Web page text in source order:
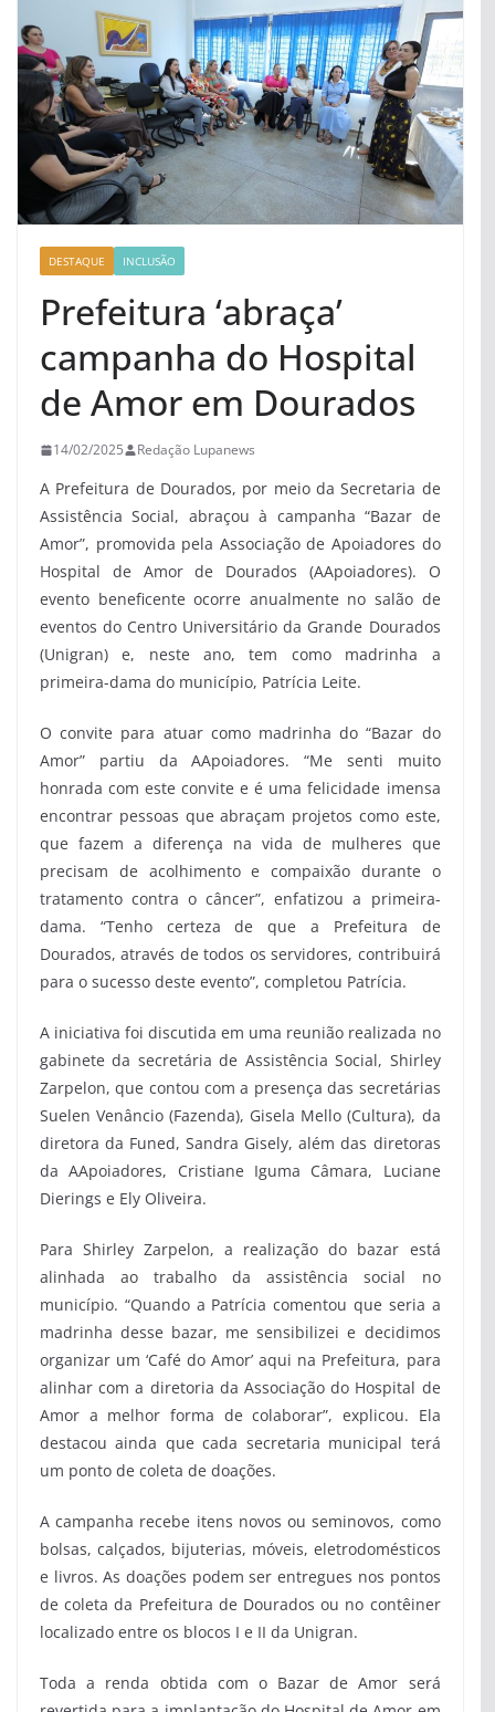
DESTAQUE INCLUSÃO
Prefeitura ‘abraça’
campanha do Hospital
de Amor em Dourados
14/02/2025 Redação Lupanews
A Prefeitura de Dourados, por meio da Secretaria de
Assistência Social, abraçou à campanha “Bazar de
Amor”, promovida pela Associação de Apoiadores do
Hospital de Amor de Dourados (AApoiadores). O
evento beneficente ocorre anualmente no salão de
eventos do Centro Universitário da Grande Dourados
(Unigran) e, neste ano, tem como madrinha a
primeira-dama do município, Patrícia Leite.
O convite para atuar como madrinha do “Bazar do
Amor” partiu da AApoiadores. “Me senti muito
honrada com este convite e é uma felicidade imensa
encontrar pessoas que abraçam projetos como este,
que fazem a diferença na vida de mulheres que
precisam de acolhimento e compaixão durante o
tratamento contra o câncer”, enfatizou a primeira-
dama. “Tenho certeza de que a Prefeitura de
Dourados, através de todos os servidores, contribuirá
para o sucesso deste evento”, completou Patrícia.
A iniciativa foi discutida em uma reunião realizada no
gabinete da secretária de Assistência Social, Shirley
Zarpelon, que contou com a presença das secretárias
Suelen Venâncio (Fazenda), Gisela Mello (Cultura), da
diretora da Funed, Sandra Gisely, além das diretoras
da AApoiadores, Cristiane Iguma Câmara, Luciane
Dierings e Ely Oliveira.
Para Shirley Zarpelon, a realização do bazar está
alinhada ao trabalho da assistência social no
município. “Quando a Patrícia comentou que seria a
madrinha desse bazar, me sensibilizei e decidimos
organizar um ‘Café do Amor’ aqui na Prefeitura, para
alinhar com a diretoria da Associação do Hospital de
Amor a melhor forma de colaborar”, explicou. Ela
destacou ainda que cada secretaria municipal terá
um ponto de coleta de doações.
A campanha recebe itens novos ou seminovos, como
bolsas, calçados, bijuterias, móveis, eletrodomésticos
e livros. As doações podem ser entregues nos pontos
de coleta da Prefeitura de Dourados ou no contêiner
localizado entre os blocos I e II da Unigran.
Toda a renda obtida com o Bazar de Amor será